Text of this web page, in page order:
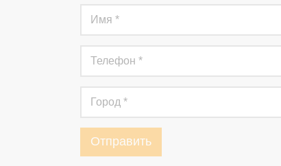
Отправить